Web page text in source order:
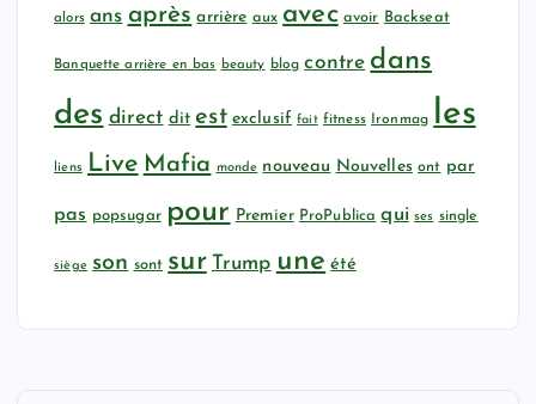
alors ans après arrière aux avec avoir Backseat
Banquette arrière en bas beauty blog contre dans
des direct dit est exclusif fait fitness Ironmag les
liens Live Mafia monde nouveau Nouvelles ont par
pas popsugar pour Premier ProPublica qui ses single
siège son sont sur Trump une été